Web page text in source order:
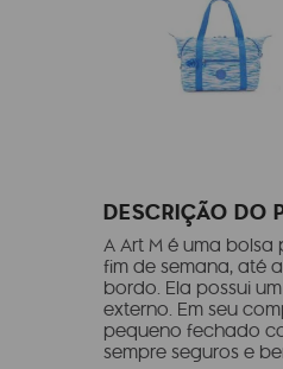
DESCRIÇÃO DO
A Art M é uma
fim de semana, até
bordo. Ela possui
externo. Em seu
pequeno fechado
sempre seguros e